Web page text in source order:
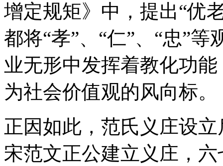
增定规矩》中，提出“优
都将“孝”、“仁”、“忠”
业无形中发挥着教化功
为社会价值观的风向标。
正因如此，范氏义庄设
宋范文正公建立义庄，